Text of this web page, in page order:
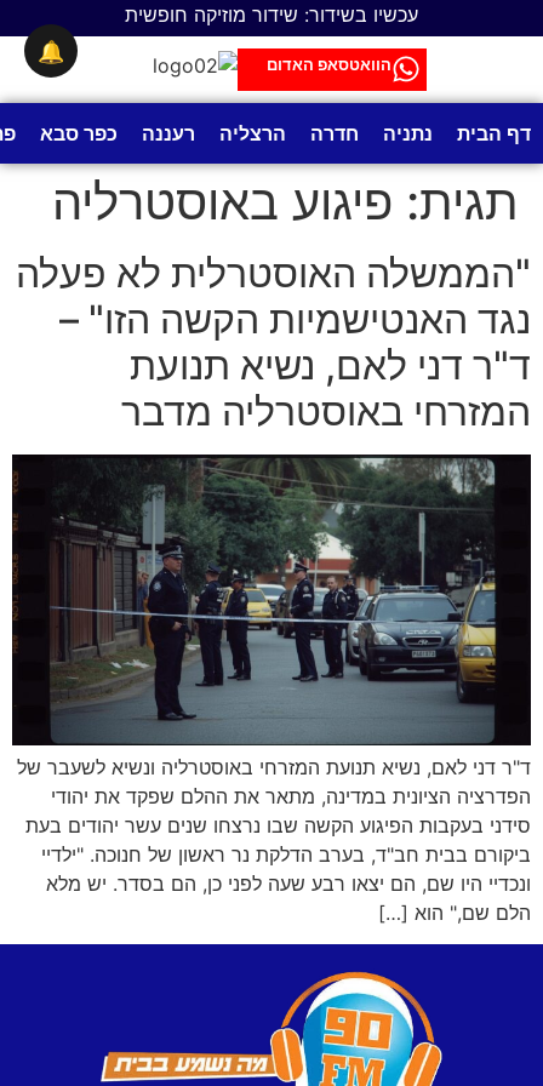
עכשיו בשידור: שידור מוזיקה חופשית
הוואטסאפ האדום
דף הבית נתניה חדרה הרצליה רעננה כפר סבא
תגית: פיגוע באוסטרליה
"הממשלה האוסטרלית לא פעלה
נגד האנטישמיות הקשה הזו" –
ד"ר דני לאם, נשיא תנועת
המזרחי באוסטרליה מדבר
ד"ר דני לאם, נשיא תנועת המזרחי באוסטרליה ונשיא לשעבר של
הפדרציה הציונית במדינה, מתאר את ההלם שפקד את יהודי
סידני בעקבות הפיגוע הקשה שבו נרצחו שנים עשר יהודים בעת
ביקורם בבית חב"ד, בערב הדלקת נר ראשון של חנוכה. "ילדיי
ונכדיי היו שם, הם יצאו רבע שעה לפני כן, הם בסדר. יש מלא
הלם שם," הוא […]
🔔